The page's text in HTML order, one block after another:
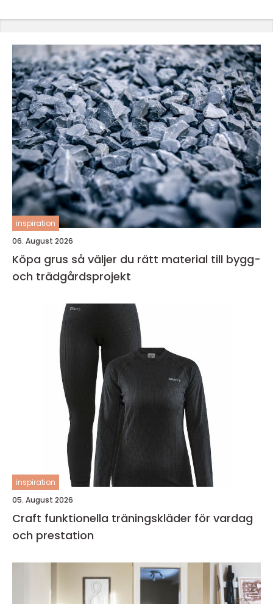
inspiration
06. August 2026
Köpa grus så väljer du rätt material till bygg-
och trädgårdsprojekt
inspiration
05. August 2026
Craft funktionella träningskläder för vardag
och prestation